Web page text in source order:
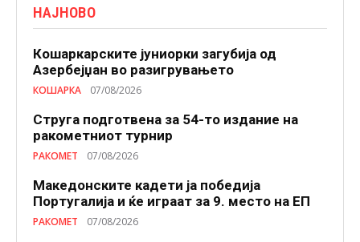
НАЈНОВО
Кошаркарските јуниорки загубија од
Азербејџан во разигрувањето
КОШАРКА 07/08/2026
Струга подготвена за 54-то издание на
ракометниот турнир
РАКОМЕТ 07/08/2026
Македонските кадети ја победија
Португалија и ќе играат за 9. место на ЕП
РАКОМЕТ 07/08/2026